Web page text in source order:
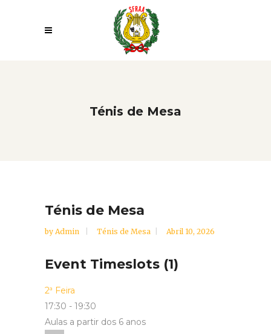
Ténis de Mesa
Ténis de Mesa
by Admin Ténis de Mesa Abril 10, 2026
Event Timeslots (1)
2ª Feira
17:30 - 19:30
Aulas a partir dos 6 anos